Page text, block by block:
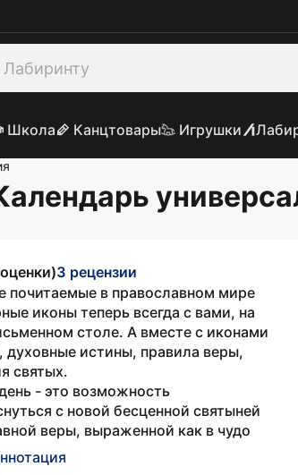
Школа Канцтовары Игрушки
3 рецензии
почитаемые в православном мире
иконы теперь всегда с вами, на
столе. А вместе с иконами
духовные истины, правила веры,
святых.
- это возможность
с новой бесценной святыней
веры, выраженной как в чудо